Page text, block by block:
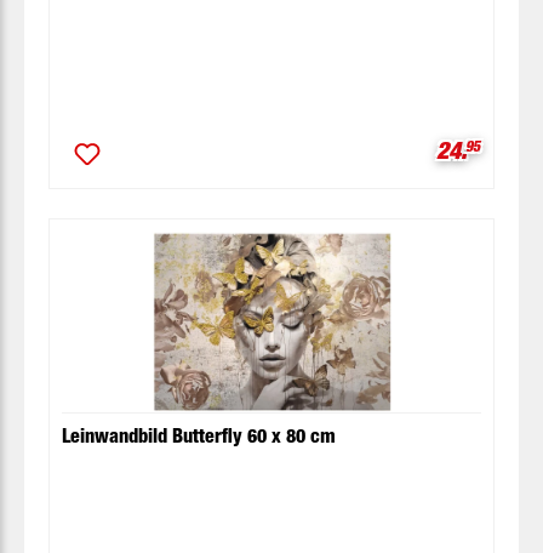
24.95
Leinwandbild Butterfly 60 x 80 cm